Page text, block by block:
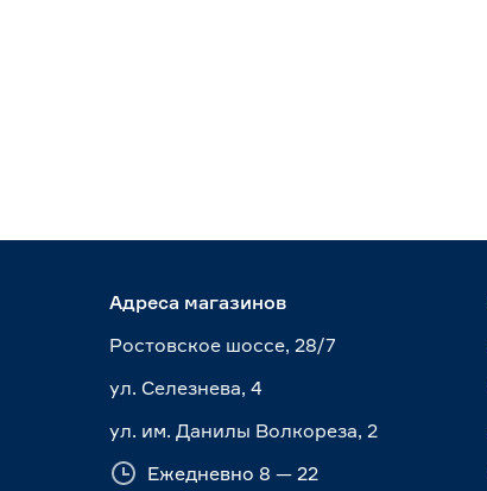
Адреса магазинов
Ростовское шоссе, 28/7
ул. Селезнева, 4
ул. им. Данилы Волкореза, 2
Ежедневно 8 — 22